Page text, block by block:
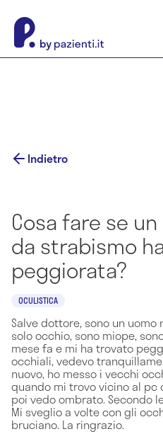
Indietro
Cosa fare se
da strabismo
peggiorata?
OCULISTICA
Salve dottore, sono un
solo occhio, sono miope,
mese fa e mi ha trovato
occhiali, vedevo
nuovo, ho messo i vecchi
quando mi trovo vicino al pc
poi vedo ombrato. Secondo
Mi sveglio a volte con gli
bruciano. La ringrazio.